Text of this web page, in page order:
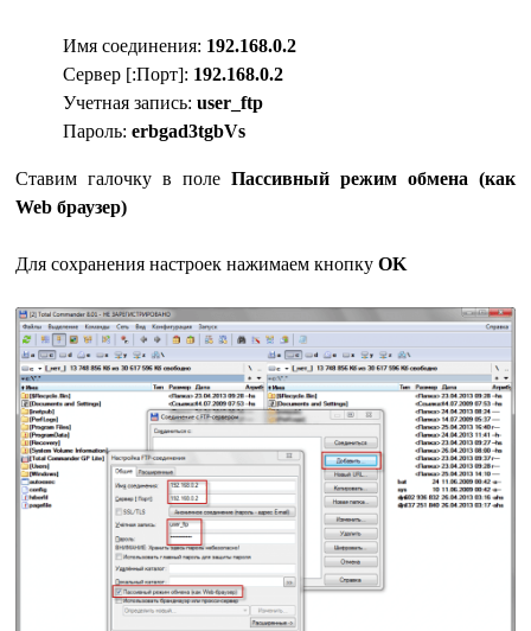
Имя соединения: 192.168.0.2
Сервер [:Порт]: 192.168.0.2
Учетная запись:user_ftp
Пароль:erbgad3tgbVs
Ставим галочку в поле Пассивный режим обмена (как
Web браузер)
Для сохранения настроек нажимаем кнопкуOK